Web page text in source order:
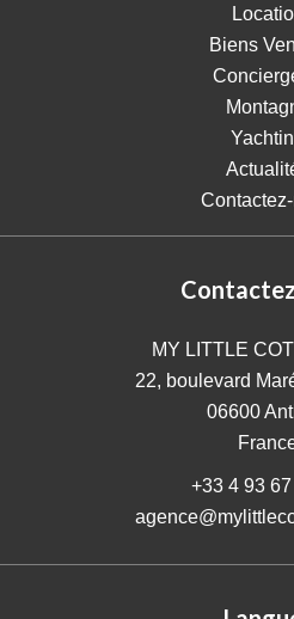
Biens
MY LITTLE
22, boulevard
06600
+33 4 93